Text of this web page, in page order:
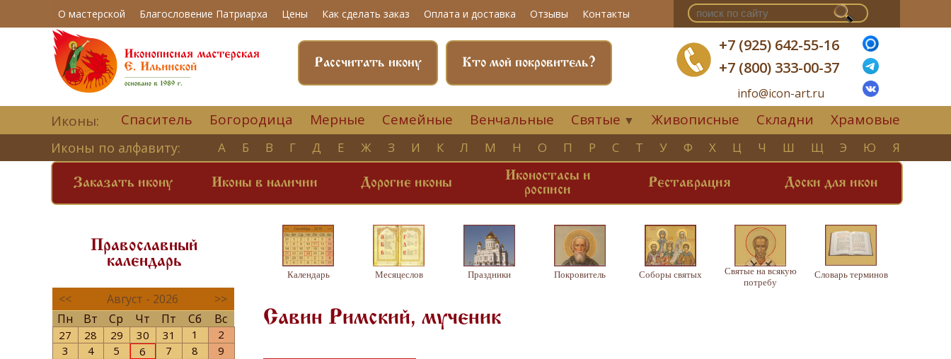
О мастерской Благословение Патриарха Цены Как сделать заказ Оплата и доставка Отзывы Контакты
+7 (925) 642-55-16
+7 (800) 333-00-37
info@icon-art.ru
Кто мой покровитель?
Рассчитать икону
Иконы: Спаситель Богородица Мерные Семейные Венчальные Святые ▼ Живописные Складни Храмовые
Иконы по алфавиту: А Б В Г Д Е Ж З И К Л М Н О П Р С Т У Ф Х Ц Ч Ш Щ Э Ю Я
Заказать икону Иконы в наличии Дорогие иконы
Иконостасы и
росписи
Реставрация Доски для икон
Православный
календарь
<< Август - 2026
>>
Пн
Вт Ср Чт Пт Сб Вс
27 28 29 30 31 1
2
3
4 5 6 7 8
9
Календарь Месяцеслов Праздники Покровитель Соборы святых
Святые на всякую
потребу
Словарь терминов
Савин Римский, мученик